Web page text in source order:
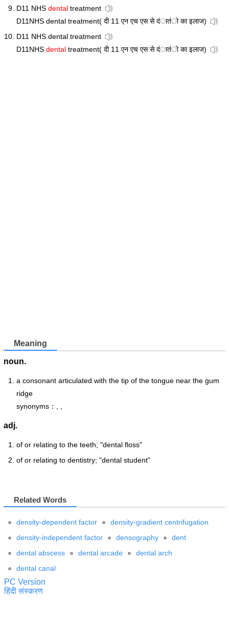
D11 NHS dental treatment
D11NHS dental treatment( दी 11 एन एच एस से दंातंो का इलाज)
D11 NHS dental treatment
D11NHS dental treatment( दी 11 एन एच एस से दंातंो का इलाज)
Meaning
noun.
a consonant articulated with the tip of the tongue near the gum
ridge
synonyms：, ,
adj.
of or relating to the teeth; "dental floss"
of or relating to dentistry; "dental student"
Related Words
density-dependent factor
density-gradient centrifugation
density-independent factor
densography
dent
dental abscess
dental arcade
dental arch
dental canal
PC Version
हिंदी संस्करण